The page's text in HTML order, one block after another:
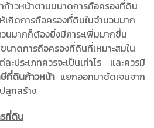
ก้าวหน้าตามขนาดการถือครองที่ดิน
เกิดการถือครองที่ดินในจำนวนมาก
นมากก็ต้องยิ่งมีภาระเพิ่มมากขึ้น
นาดการถือครองที่ดินที่เหมาะสมใน
ะประเภทควรจะเป็นเท่าไร และควรมี
ที่ดินก้าวหน้า แยกออกมาชัดเจนจาก
ลูกสร้าง
ที่ดิน